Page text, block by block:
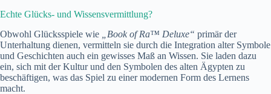
Echte Glücks- und Wissensvermittlung?
Obwohl Glücksspiele wie
„Book of Ra™ Deluxe“ primär der
Unterhaltung dienen, vermitteln sie durch die Integration alter Symbole
und Geschichten auch ein gewisses Maß an Wissen. Sie laden dazu
ein, sich mit der Kultur und den Symbolen des alten Ägypten zu
beschäftigen, was das Spiel zu einer modernen Form des Lernens
macht.